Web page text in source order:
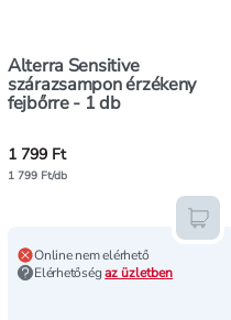
Alterra Sensitive
szárazsampon érzékeny
fejbőrre - 1 db
1 799 Ft
1 799 Ft/db
Online nem elérhető
Elérhetőségaz üzletben